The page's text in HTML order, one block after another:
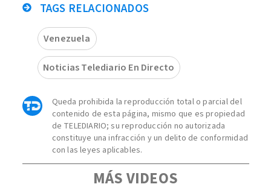
TAGS RELACIONADOS
Venezuela
Noticias Telediario En Directo
Queda prohibida la reproducción total o parcial del
contenido de esta página, mismo que es propiedad
de TELEDIARIO; su reproducción no autorizada
constituye una infracción y un delito de conformidad
con las leyes aplicables.
MÁS VIDEOS